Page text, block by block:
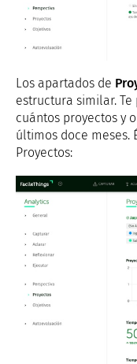
Los apartados de
estructura similar.
cuántos proyectos y
últimos doce meses.
Proyectos: